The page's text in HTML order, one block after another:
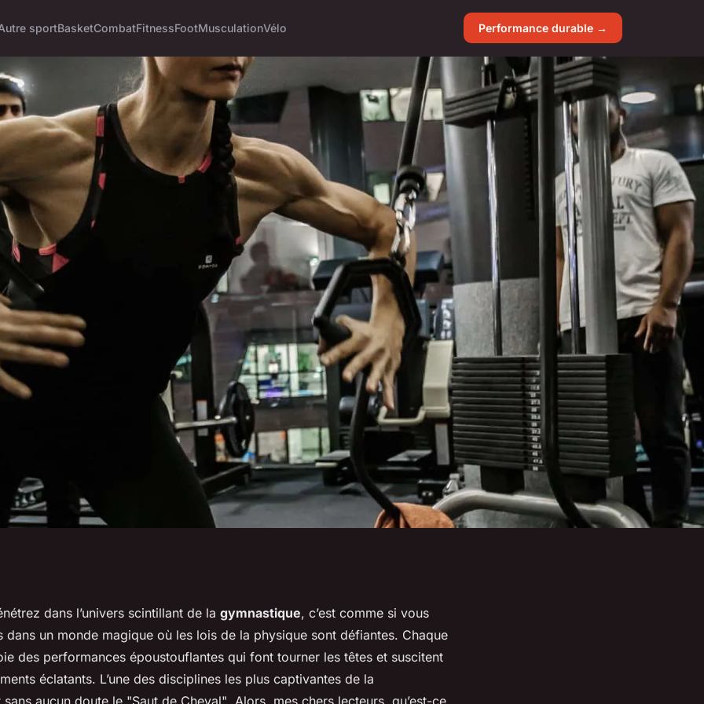
sportBasketCombatFitnessFootMusculationVélo Performance durable →
de Cheval » en
en sont les
dans l’univers scintillant de la gymnastique, c’est comme si vous
dans un monde magique où les lois de la physique sont défiantes. Chaque
des performances époustouflantes qui font tourner les têtes et suscitent
éclatants. L’une des disciplines les plus captivantes de la
aucun doute le "Saut de Cheval". Alors, mes chers lecteurs, qu’est-ce